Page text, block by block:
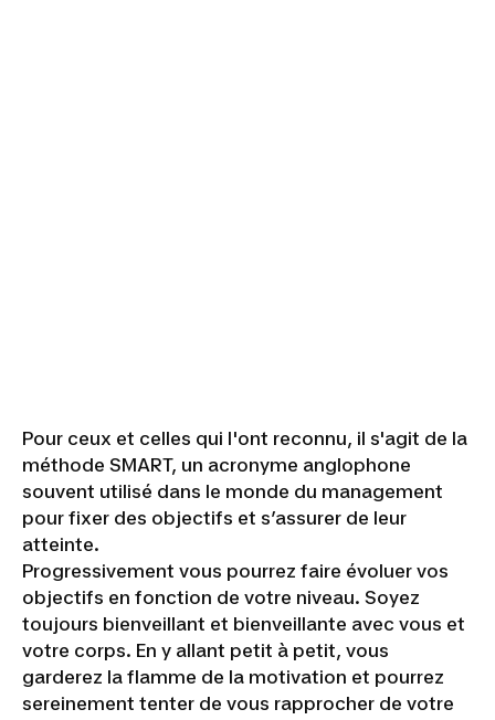
Pour ceux et celles qui l'ont reconnu, il s'agit de la
méthode SMART, un acronyme anglophone
souvent utilisé dans le monde du management
pour fixer des objectifs et s’assurer de leur
atteinte.
Progressivement vous pourrez faire évoluer vos
objectifs en fonction de votre niveau. Soyez
toujours bienveillant et bienveillante avec vous et
votre corps. En y allant petit à petit, vous
garderez la flamme de la motivation et pourrez
sereinement tenter de vous rapprocher de votre